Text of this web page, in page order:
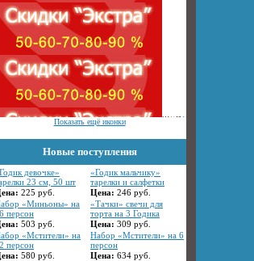
Показать ещё иконки
Новые поступления
девочке»
23 см, 50 шт
225 руб.
«Годик мальчику»
тарелки и салфетки
Цена: 246 руб.
«Миньоны» на
персон
503 руб.
«Тачки» свечи для
торта на 3 Годика
Цена: 309 руб.
«Мстители» на
персон
580 руб.
Набор «Мстители» на 6
персон
Цена: 634 руб.